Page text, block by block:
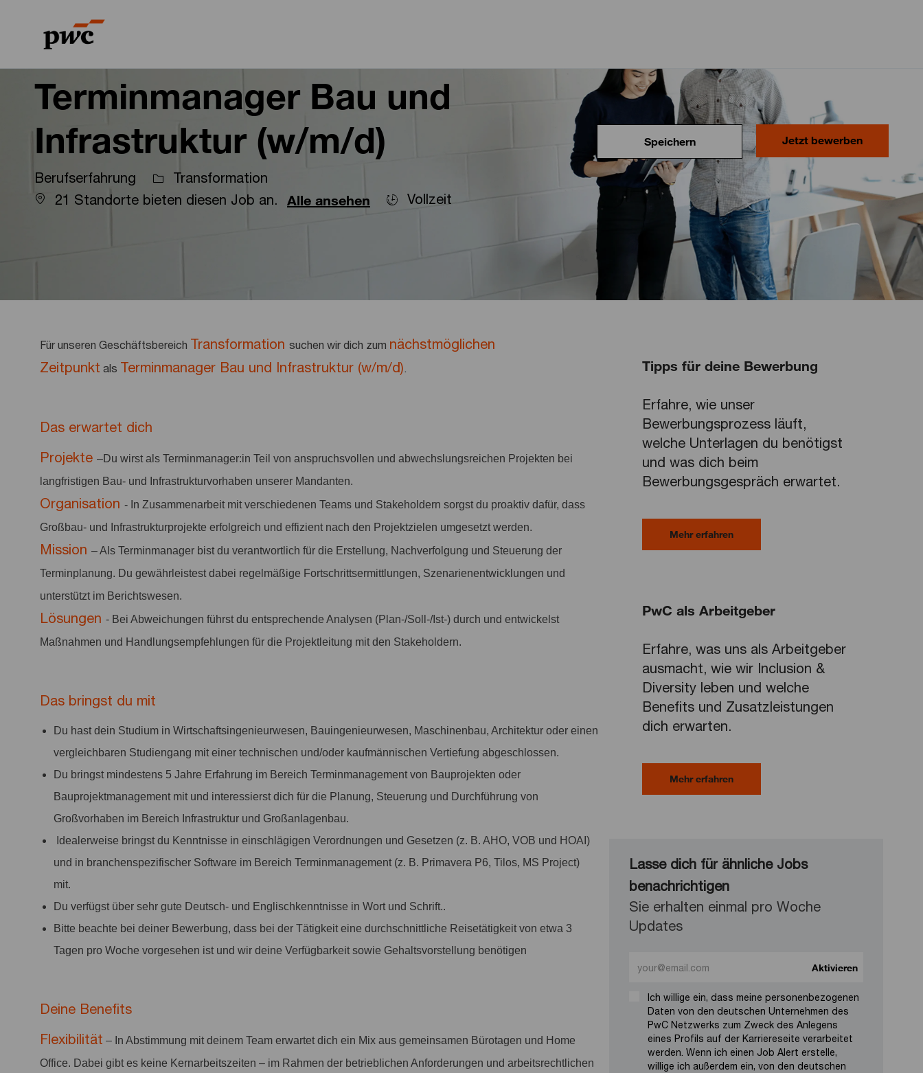
Terminmanager Bau und
Infrastruktur (w/m/d)
Berufserfahrung
Transformation
21 Standorte bieten diesen Job an.
Alle ansehen Vollzeit
Speichern Jetzt bewerben
Für unseren Geschäftsbereich Transformation suchen wir dich zum nächstmöglichen
Zeitpunkt als Terminmanager Bau und Infrastruktur (w/m/d).
Das erwartet dich
Projekte –Du wirst als Terminmanager:in Teil von anspruchsvollen und abwechslungsreichen Projekten bei
langfristigen Bau- und Infrastrukturvorhaben unserer Mandanten.
Organisation - In Zusammenarbeit mit verschiedenen Teams und Stakeholdern sorgst du proaktiv dafür, dass
Großbau- und Infrastrukturprojekte erfolgreich und effizient nach den Projektzielen umgesetzt werden.
Mission – Als Terminmanager bist du verantwortlich für die Erstellung, Nachverfolgung und Steuerung der
Terminplanung. Du gewährleistest dabei regelmäßige Fortschrittsermittlungen, Szenarienentwicklungen und
unterstützt im Berichtswesen.
Lösungen - Bei Abweichungen führst du entsprechende Analysen (Plan-/Soll-/Ist-) durch und entwickelst
Maßnahmen und Handlungsempfehlungen für die Projektleitung mit den Stakeholdern.
Das bringst du mit
Du hast dein Studium in Wirtschaftsingenieurwesen, Bauingenieurwesen, Maschinenbau, Architektur oder einen
vergleichbaren Studiengang mit einer technischen und/oder kaufmännischen Vertiefung abgeschlossen.
Du bringst mindestens 5 Jahre Erfahrung im Bereich Terminmanagement von Bauprojekten oder
Bauprojektmanagement mit und interessierst dich für die Planung, Steuerung und Durchführung von
Großvorhaben im Bereich Infrastruktur und Großanlagenbau.
Idealerweise bringst du Kenntnisse in einschlägigen Verordnungen und Gesetzen (z. B. AHO, VOB und HOAI)
und in branchenspezifischer Software im Bereich Terminmanagement (z. B. Primavera P6, Tilos, MS Project)
mit.
Du verfügst über sehr gute Deutsch- und Englischkenntnisse in Wort und Schrift..
Bitte beachte bei deiner Bewerbung, dass bei der Tätigkeit eine durchschnittliche Reisetätigkeit von etwa 3
Tagen pro Woche vorgesehen ist und wir deine Verfügbarkeit sowie Gehaltsvorstellung benötigen
Deine Benefits
Flexibilität – In Abstimmung mit deinem Team erwartet dich ein Mix aus gemeinsamen Bürotagen und Home
Office. Dabei gibt es keine Kernarbeitszeiten – im Rahmen der betrieblichen Anforderungen und arbeitsrechtlichen
Tipps für deine Bewerbung
Erfahre, wie unser
Bewerbungsprozess läuft,
welche Unterlagen du benötigst
und was dich beim
Bewerbungsgespräch erwartet.
Mehr erfahren
PwC als Arbeitgeber
Erfahre, was uns als Arbeitgeber
ausmacht, wie wir Inclusion &
Diversity leben und welche
Benefits und Zusatzleistungen
dich erwarten.
Mehr erfahren
Lasse dich für ähnliche Jobs
benachrichtigen
Sie erhalten einmal pro Woche
Updates
Ich willige ein, dass meine personenbezogenen
Daten von den deutschen Unternehmen des
PwC Netzwerks zum Zweck des Anlegens
eines Profils auf der Karriereseite verarbeitet
werden. Wenn ich einen Job Alert erstelle,
willige ich außerdem ein, von den deutschen
Aktivieren